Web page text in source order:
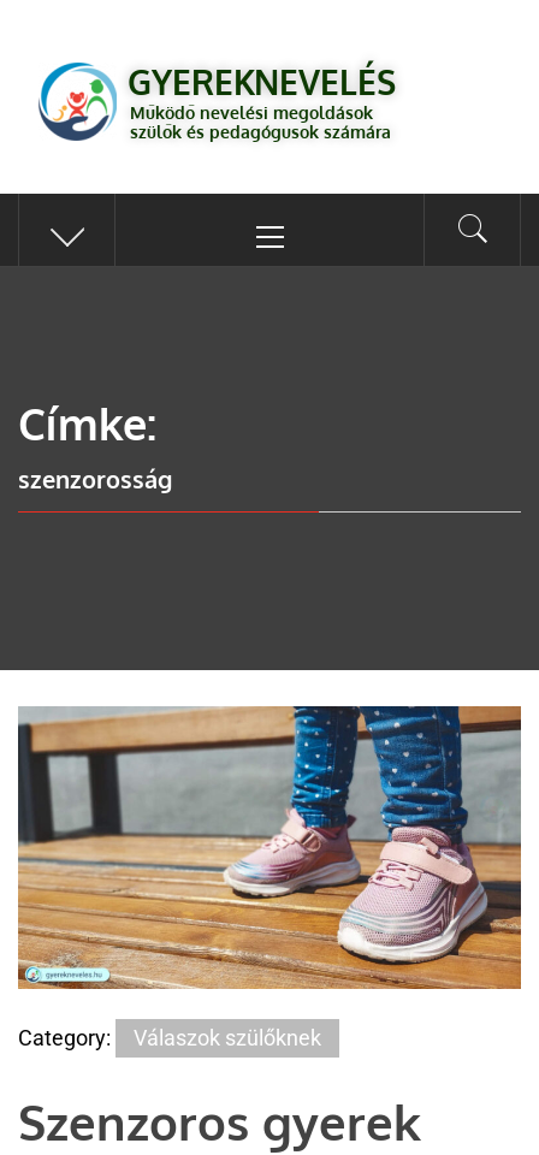
GYEREKNEVELÉS
számára
GYEREKNEVELÉS
Működő nevelési megoldások
szülők és pedagógusok számára
Címke:
szenzorosság
Category: Válaszok szülőknek
Szenzoros gyerek